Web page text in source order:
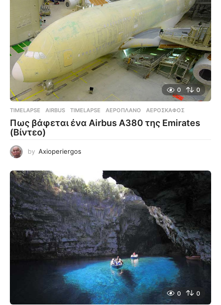
0 0
TIMELAPSE AIRBUS ,TIMELAPSE ,ΑΕΡΟΠΛΆΝΟ ,ΑΕΡΟΣΚΆΦΟΣ
Πως βάφεται ένα Airbus A380 της Emirates
(Βίντεο)
by Axioperiergos
0 0